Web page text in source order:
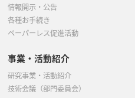
情報開示・公告
各種お手続き
ペーパーレス促進活動
事業・活動紹介
研究事業・活動紹介
技術会議（部門委員会）